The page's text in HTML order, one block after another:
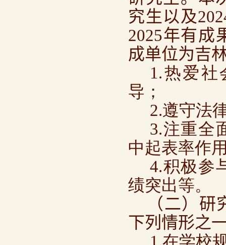
究生以及
2025年有成
成单位为吉
1.热爱
导；
2.遵守法
3.注重全
中起表率作
4.积极参
绩突出等。
（二）
下列情形之